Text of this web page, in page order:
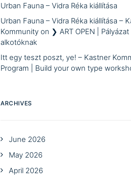
Urban Fauna – Vidra Réka kiállítása
Urban Fauna – Vidra Réka kiállítása –
Kommunity on ❯ ART OPEN |
alkotóknak
Itt egy teszt poszt, ye! – Kastner
Program | Build your own type
ARCHIVES
June 2026
May 2026
April 2026